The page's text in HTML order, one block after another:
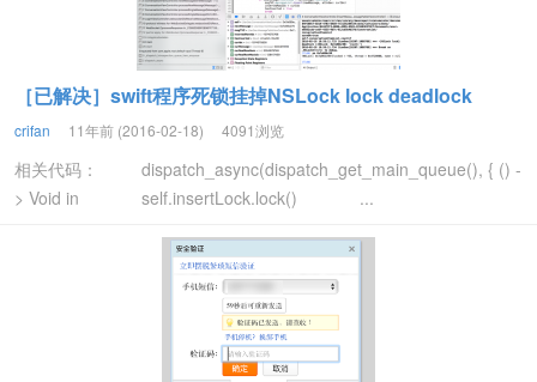
［已解决］swift程序死锁挂掉NSLock lock deadlock
crifan 11年前 (2016-02-18) 4091浏览
相关代码： dispatch_async(dispatch_get_main_queue(), { () -
> Void in self.insertLock.lock() ...